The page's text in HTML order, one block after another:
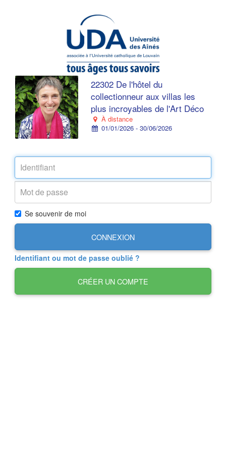
22302 De l'hôtel du
collectionneur aux villas les
plus incroyables de l'Art Déco
À distance
01/01/2026 - 30/06/2026
Se souvenir de moi
CONNEXION
Identifiant ou mot de passe oublié ?
CRÉER UN COMPTE